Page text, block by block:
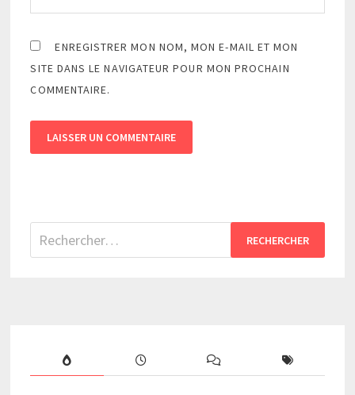
ENREGISTRER MON NOM, MON E-MAIL ET MON
SITE DANS LE NAVIGATEUR POUR MON PROCHAIN
COMMENTAIRE.
Rechercher :